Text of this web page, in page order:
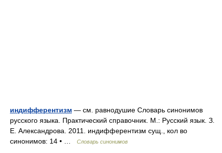
индифферентизм — см. равнодушие Словарь синонимов
русского языка. Практический справочник. М.: Русский язык. З.
Е. Александрова. 2011. индифферентизм сущ., кол во
синонимов: 14 • …
Словарь синонимов